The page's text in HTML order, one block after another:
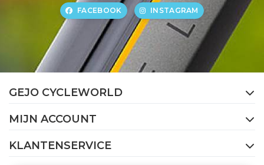
FACEBOOK INSTAGRAM
GEJO CYCLEWORLD
MIJN ACCOUNT
KLANTENSERVICE